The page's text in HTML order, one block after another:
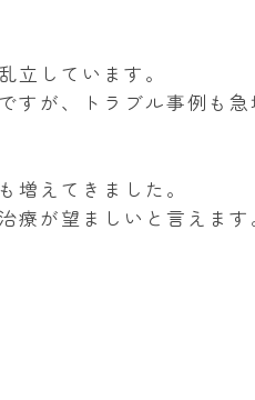
しています。
すが、トラブル事例も
えてきました。
が望ましいと言えます